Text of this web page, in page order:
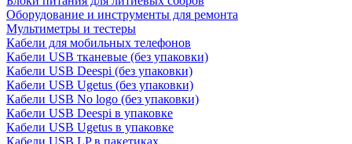
Оборудование и инструменты для ремонта
Мультиметры и тестеры
Кабели для мобильных телефонов
Кабели USB тканевые (без упаковки)
Кабели USB Deespi (без упаковки)
Кабели USB Ugetus (без упаковки)
Кабели USB No logo (без упаковки)
Кабели USB Deespi в упаковке
Кабели USB Ugetus в упаковке
Кабели USB LP в пакетиках